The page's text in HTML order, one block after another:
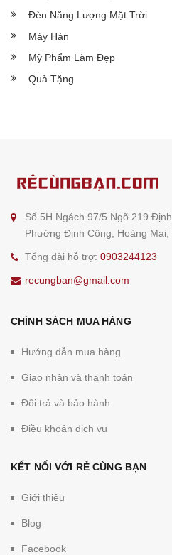
Đèn Năng Lượng Mặt Trời
Máy Hàn
Mỹ Phẩm Làm Đẹp
Quà Tặng
Số 5H Ngách 97/5 Ngõ 219
Phường Định Công, Hoàng Mai,
Tổng đài hỗ trợ: 0903244123
recungban@gmail.com
CHÍNH SÁCH MUA HÀNG
Hướng dẫn mua hàng
Giao nhận và thanh toán
Đổi trả và bảo hành
Điều khoản dịch vụ
KẾT NỐI VỚI RẺ CÙNG BẠN
Giới thiệu
Blog
Facebook